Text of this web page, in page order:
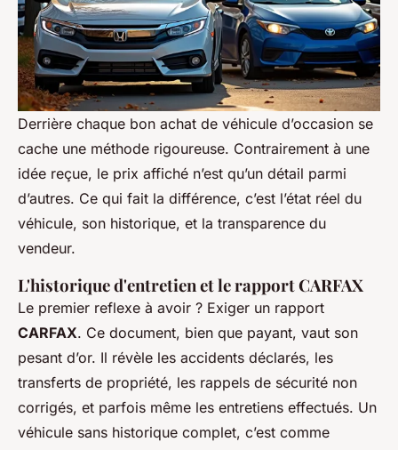
Derrière chaque bon achat de véhicule d’occasion se
cache une méthode rigoureuse. Contrairement à une
idée reçue, le prix affiché n’est qu’un détail parmi
d’autres. Ce qui fait la différence, c’est l’état réel du
véhicule, son historique, et la transparence du
vendeur.
L'historique d'entretien et le rapport CARFAX
Le premier reflexe à avoir ? Exiger un rapport
CARFAX. Ce document, bien que payant, vaut son
pesant d’or. Il révèle les accidents déclarés, les
transferts de propriété, les rappels de sécurité non
corrigés, et parfois même les entretiens effectués. Un
véhicule sans historique complet, c’est comme